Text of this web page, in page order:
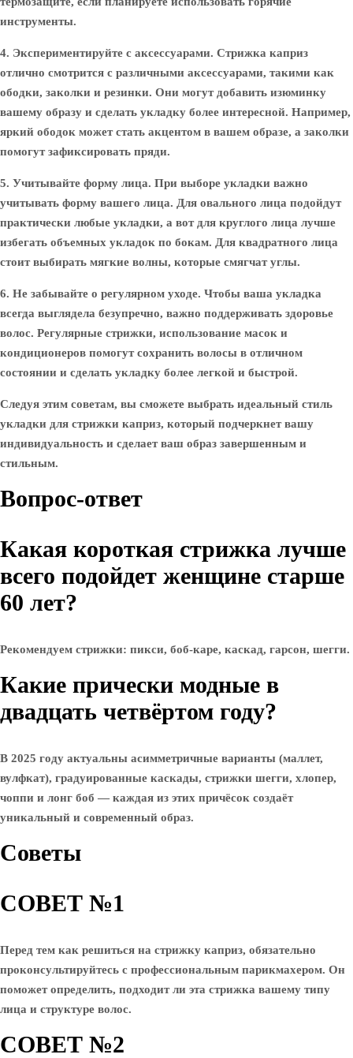
инструменты.
4. Экспериментируйте с аксессуарами. Стрижка каприз
отлично смотрится с различными аксессуарами, такими как
ободки, заколки и резинки. Они могут добавить изюминку
вашему образу и сделать укладку более интересной. Например,
яркий ободок может стать акцентом в вашем образе, а заколки
помогут зафиксировать пряди.
5. Учитывайте форму лица. При выборе укладки важно
учитывать форму вашего лица. Для овального лица подойдут
практически любые укладки, а вот для круглого лица лучше
избегать объемных укладок по бокам. Для квадратного лица
стоит выбирать мягкие волны, которые смягчат углы.
6. Не забывайте о регулярном уходе. Чтобы ваша укладка
всегда выглядела безупречно, важно поддерживать здоровье
волос. Регулярные стрижки, использование масок и
кондиционеров помогут сохранить волосы в отличном
состоянии и сделать укладку более легкой и быстрой.
Следуя этим советам, вы сможете выбрать идеальный стиль
укладки для стрижки каприз, который подчеркнет вашу
индивидуальность и сделает ваш образ завершенным и
стильным.
Вопрос-ответ
Какая короткая стрижка лучше
всего подойдет женщине старше
60 лет?
Рекомендуем стрижки: пикси, боб-каре, каскад, гарсон, шегги.
Какие прически модные в
двадцать четвёртом году?
В 2025 году актуальны асимметричные варианты (маллет,
вулфкат), градуированные каскады, стрижки шегги, хлопер,
чоппи и лонг боб — каждая из этих причёсок создаёт
уникальный и современный образ.
Советы
СОВЕТ №1
Перед тем как решиться на стрижку каприз, обязательно
проконсультируйтесь с профессиональным парикмахером. Он
поможет определить, подходит ли эта стрижка вашему типу
лица и структуре волос.
СОВЕТ №2